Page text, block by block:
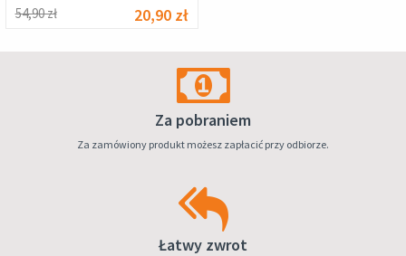
54,90 zł 20,90 zł
Za pobraniem
Za zamówiony produkt możesz zapłacić przy odbiorze.
Łatwy zwrot